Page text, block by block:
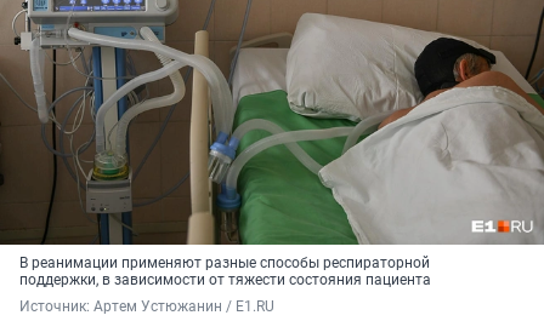
В реанимации применяют разные способы респираторной
поддержки, в зависимости от тяжести состояния пациента
Источник: Артем Устюжанин / E1.RU